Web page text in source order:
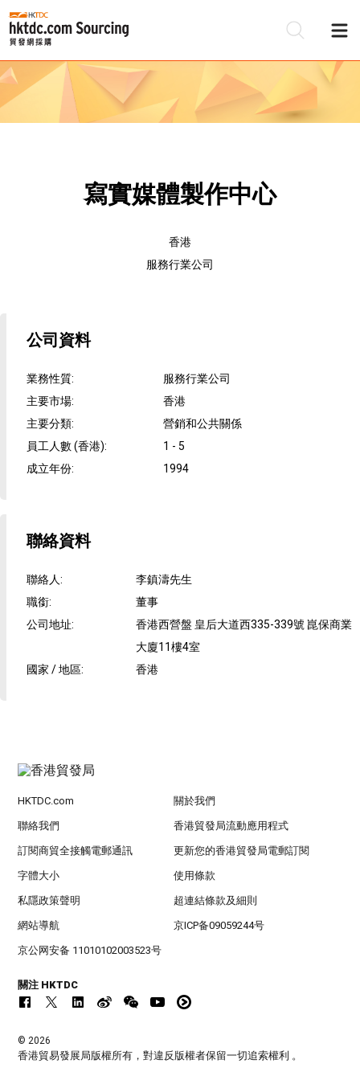
寫實媒體製作中心
香港
服務行業公司
公司資料
業務性質:
服務行業公司
主要市場:
香港
主要分類:
營銷和公共關係
員工人數 (香港):
1 - 5
成立年份: 1994
聯絡資料
聯絡人:
李鎮濤先生
職銜:
董事
公司地址:
香港西營盤 皇后大道西335-339號 崑保商業
大廈11樓4室
國家 / 地區: 香港
HKTDC.com 關於我們
聯絡我們 香港貿發局流動應用程式
訂閱商貿全接觸電郵通訊 更新您的香港貿發局電郵訂閱
字體大小 使用條款
私隱政策聲明 超連結條款及細則
網站導航 京ICP备09059244号
京公网安备 11010102003523号
關注 HKTDC
© 2026
香港貿易發展局版權所有，對違反版權者保留一切追索權利 。